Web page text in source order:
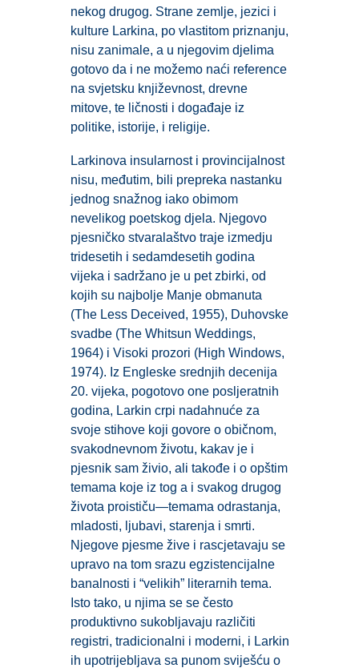
nekog drugog. Strane zemlje, jezici i
kulture Larkina, po vlastitom priznanju,
nisu zanimale, a u njegovim djelima
gotovo da i ne možemo naći reference
na svjetsku književnost, drevne
mitove, te ličnosti i događaje iz
politike, istorije, i religije.
Larkinova insularnost i provincijalnost
nisu, međutim, bili prepreka nastanku
jednog snažnog iako obimom
nevelikog poetskog djela. Njegovo
pjesničko stvaralaštvo traje izmedju
tridesetih i sedamdesetih godina
vijeka i sadržano je u pet zbirki, od
kojih su najbolje Manje obmanuta
(The Less Deceived, 1955), Duhovske
svadbe (The Whitsun Weddings,
1964) i Visoki prozori (High Windows,
1974). Iz Engleske srednjih decenija
20. vijeka, pogotovo one posljeratnih
godina, Larkin crpi nadahnuće za
svoje stihove koji govore o običnom,
svakodnevnom životu, kakav je i
pjesnik sam živio, ali takođe i o opštim
temama koje iz tog a i svakog drugog
života proističu—temama odrastanja,
mladosti, ljubavi, starenja i smrti.
Njegove pjesme žive i rascjetavaju se
upravo na tom srazu egzistencijalne
banalnosti i “velikih” literarnih tema.
Isto tako, u njima se se često
produktivno sukobljavaju različiti
registri, tradicionalni i moderni, i Larkin
ih upotrijebljava sa punom sviješću o